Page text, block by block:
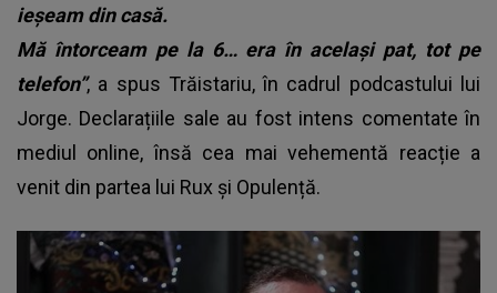
ieșeam din casă.
Mă întorceam pe la 6… era în același pat, tot pe
telefon”, a spus Trăistariu, în cadrul podcastului lui
Jorge. Declarațiile sale au fost intens comentate în
mediul online, însă cea mai vehementă reacție a
venit din partea lui Rux și Opulență.